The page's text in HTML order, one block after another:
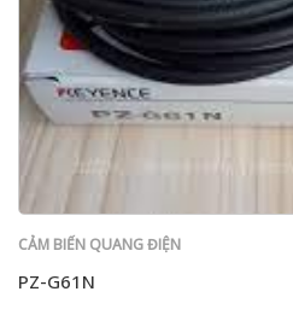
CẢM BIẾN QUANG ĐIỆN
PZ-G61N